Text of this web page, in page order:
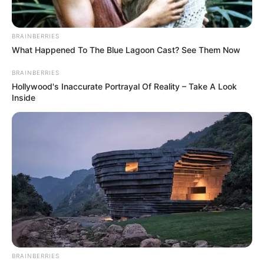
(foto: instagram/mallika_singh_official_)
tokoh utama Krishna, inkarnasi dari Dewa Agung
BRAINBERRIES
What Happened To The Blue Lagoon Cast? See Them Now
BRAINBERRIES
Hollywood's Inaccurate Portrayal Of Reality – Take A Look
Inside
BRAINBERRIES